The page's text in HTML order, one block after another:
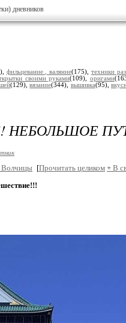
дневников
фильцевание , валяние(175), техники
своими руками(109), оригами
(129),вязание(344), вышивка(95),
НЕБОЛЬШОЕ
[Прочитать целиком + В